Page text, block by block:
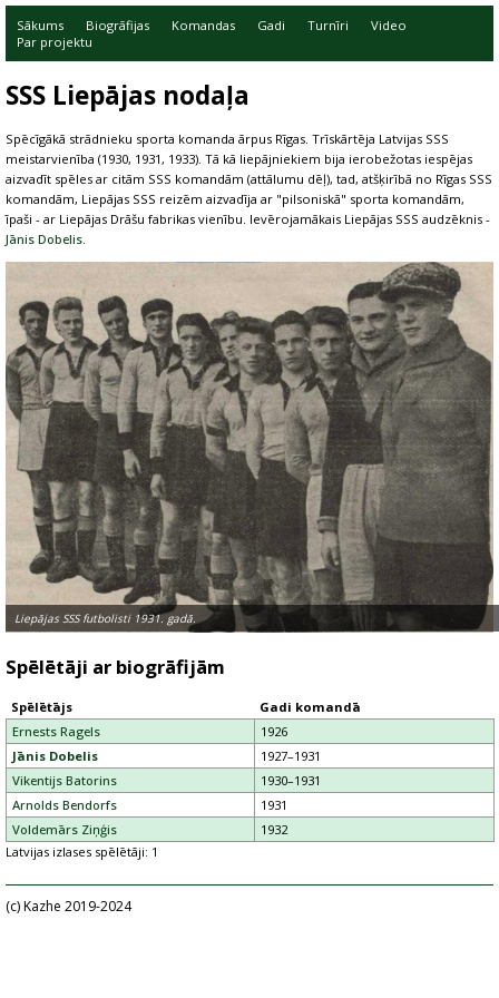
Sākums Biogrāfijas Komandas Gadi Turnīri
Video
Par projektu
SSS Liepājas nodaļa
Spēcīgākā strādnieku sporta komanda ārpus Rīgas. Trīskārtēja Latvijas SSS
meistarvienība (1930, 1931, 1933). Tā kā liepājniekiem bija ierobežotas iespējas
aizvadīt spēles ar citām SSS komandām (attālumu dēļ), tad, atšķirībā no Rīgas SSS
komandām, Liepājas SSS reizēm aizvadīja ar "pilsoniskā" sporta komandām,
īpaši - ar Liepājas Drāšu fabrikas vienību. Ievērojamākais Liepājas SSS audzēknis -
Jānis Dobelis.
Liepājas SSS futbolisti 1931. gadā.
Spēlētāji ar biogrāfijām
Spēlētājs
Gadi komandā
Ernests Ragels
1926
Jānis Dobelis
1927–1931
Vikentijs Batorins
1930–1931
Arnolds Bendorfs
1931
Voldemārs Ziņģis
1932
Latvijas izlases spēlētāji: 1
(c) Kazhe 2019-2024